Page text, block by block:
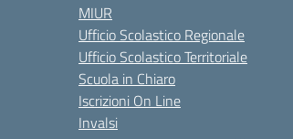
MIUR
Ufficio Scolastico Regionale
Ufficio Scolastico Territoriale
Scuola in Chiaro
Iscrizioni On Line
Invalsi